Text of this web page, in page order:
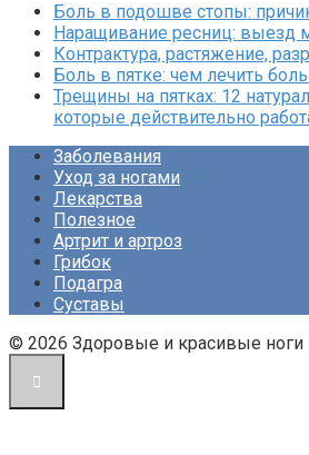
Боль в подошве стопы:
Наращивание ресниц: выезд
Контрактура, растяжение,
Боль в пятке: чем лечить
Трещины на пятках: 12
которые действительно
Заболевания
Уход за ногами
Лекарства
Полезное
Артрит и артроз
Грибок
Подагра
Суставы
© 2026 Здоровые и красивые ноги